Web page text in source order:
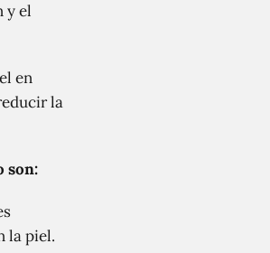
y el
en
la
son:
la piel.